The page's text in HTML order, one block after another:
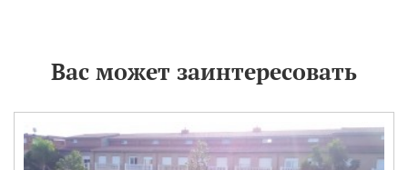
Вас может заинтересовать